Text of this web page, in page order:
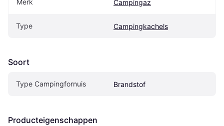
Merk Campingaz
Type Campingkachels
Soort
Type Campingfornuis Brandstof
Producteigenschappen